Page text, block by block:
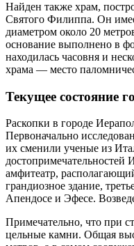
Найден также храм,
Святого Филиппа. Он
диаметром около 20
основание выполнено в
находилась часовня и
храма — место
Текущее состояние
Раскопки в городе
Первоначально
их сменили ученые из
достопримечательностей
амфитеатр,
грандиозное здание,
Апендосе и Эфесе.
Примечательно, что при
цельные камни. Общая